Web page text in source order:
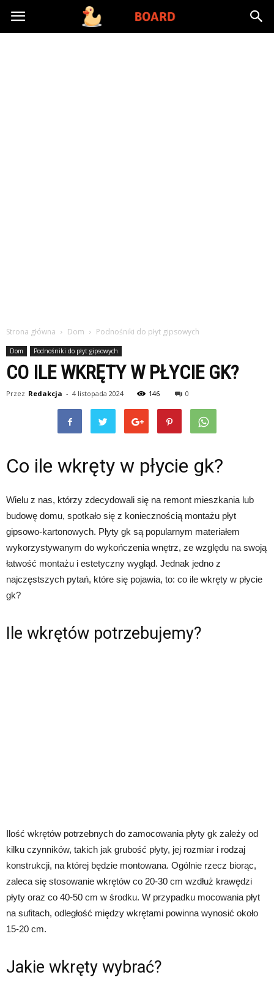
Toysboard.pl
Strona główna Dom Podnośniki do płyt gipsowych
Dom Podnośniki do płyt gipsowych
CO ILE WKRĘTY W PŁYCIE GK?
Przez Redakcja - 4 listopada 2024 146 0
Co ile wkręty w płycie gk?
Wielu z nas, którzy zdecydowali się na remont mieszkania lub
budowę domu, spotkało się z koniecznością montażu płyt
gipsowo-kartonowych. Płyty gk są popularnym materiałem
wykorzystywanym do wykończenia wnętrz, ze względu na swoją
łatwość montażu i estetyczny wygląd. Jednak jedno z
najczęstszych pytań, które się pojawia, to: co ile wkręty w płycie
gk?
Ile wkrętów potrzebujemy?
Ilość wkrętów potrzebnych do zamocowania płyty gk zależy od
kilku czynników, takich jak grubość płyty, jej rozmiar i rodzaj
konstrukcji, na której będzie montowana. Ogólnie rzecz biorąc,
zaleca się stosowanie wkrętów co 20-30 cm wzdłuż krawędzi
płyty oraz co 40-50 cm w środku. W przypadku mocowania płyt
na sufitach, odległość między wkrętami powinna wynosić około
15-20 cm.
Jakie wkręty wybrać?